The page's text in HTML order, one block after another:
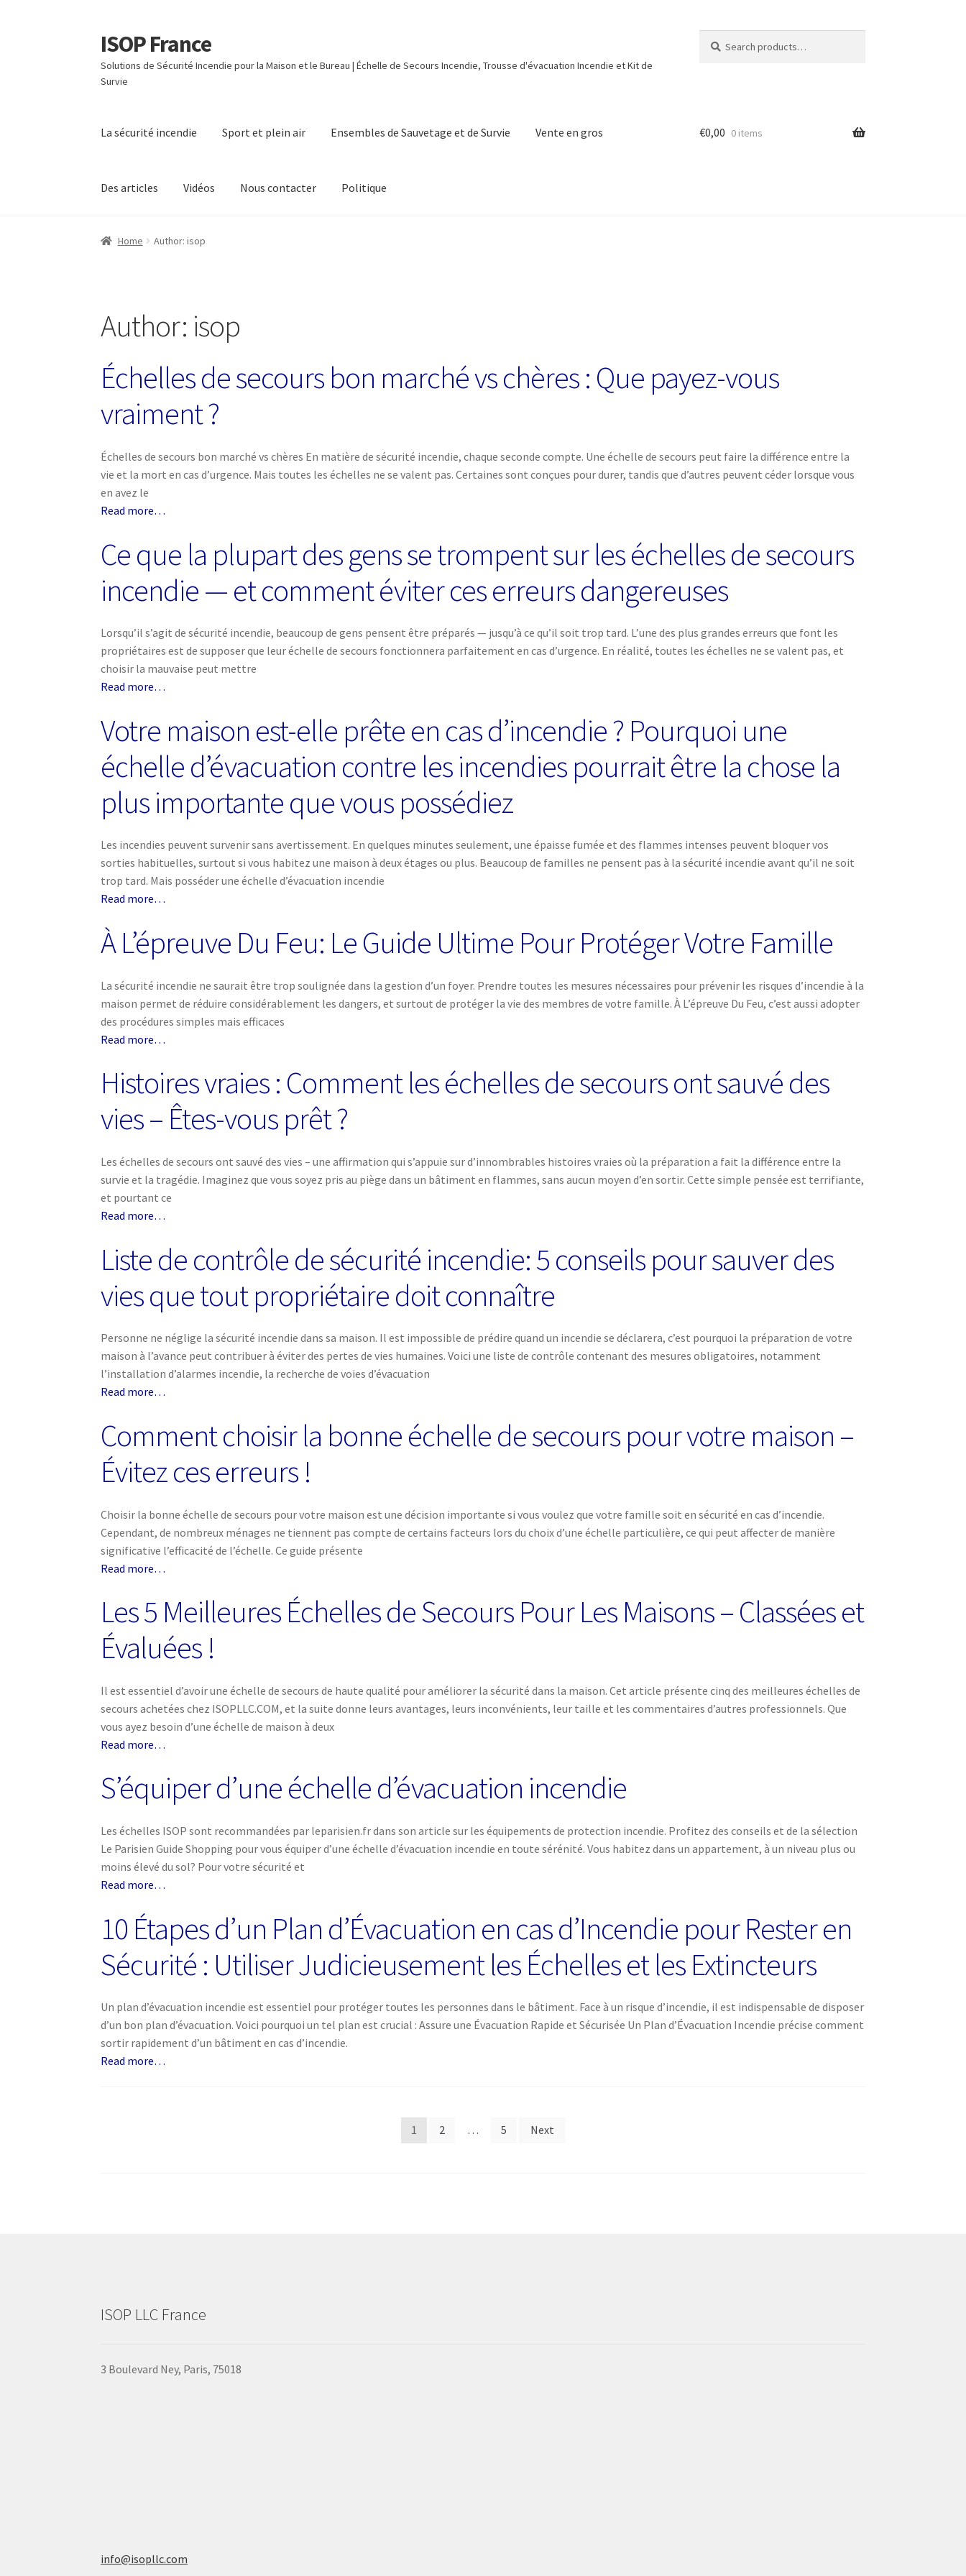
Skip
to
navigation
Skip
to
content
ISOP France
Solutions de Sécurité Incendie pour la Maison et le Bureau | Échelle de Secours Incendie, Trousse d'évacuation Incendie et Kit de
Survie
for:
La sécurité incendie Sport et plein air Ensembles de Sauvetage et de Survie Vente en gros
Des articles Vidéos Nous contacter Politique
€0,00 0 items
Home Author: isop
Author: isop
Échelles de secours bon marché vs chères : Que payez-vous
vraiment ?
Échelles de secours bon marché vs chères En matière de sécurité incendie, chaque seconde compte. Une échelle de secours peut faire la différence entre la
vie et la mort en cas d’urgence. Mais toutes les échelles ne se valent pas. Certaines sont conçues pour durer, tandis que d’autres peuvent céder lorsque vous
en avez le
Read more…
Ce que la plupart des gens se trompent sur les échelles de secours
incendie — et comment éviter ces erreurs dangereuses
Lorsqu’il s’agit de sécurité incendie, beaucoup de gens pensent être préparés — jusqu’à ce qu’il soit trop tard. L’une des plus grandes erreurs que font les
propriétaires est de supposer que leur échelle de secours fonctionnera parfaitement en cas d’urgence. En réalité, toutes les échelles ne se valent pas, et
choisir la mauvaise peut mettre
Read more…
Votre maison est-elle prête en cas d’incendie ? Pourquoi une
échelle d’évacuation contre les incendies pourrait être la chose la
plus importante que vous possédiez
Les incendies peuvent survenir sans avertissement. En quelques minutes seulement, une épaisse fumée et des flammes intenses peuvent bloquer vos
sorties habituelles, surtout si vous habitez une maison à deux étages ou plus. Beaucoup de familles ne pensent pas à la sécurité incendie avant qu’il ne soit
trop tard. Mais posséder une échelle d’évacuation incendie
Read more…
À L’épreuve Du Feu: Le Guide Ultime Pour Protéger Votre Famille
La sécurité incendie ne saurait être trop soulignée dans la gestion d’un foyer. Prendre toutes les mesures nécessaires pour prévenir les risques d’incendie à la
maison permet de réduire considérablement les dangers, et surtout de protéger la vie des membres de votre famille. À L’épreuve Du Feu, c’est aussi adopter
des procédures simples mais efficaces
Read more…
Histoires vraies : Comment les échelles de secours ont sauvé des
vies – Êtes-vous prêt ?
Les échelles de secours ont sauvé des vies – une affirmation qui s’appuie sur d’innombrables histoires vraies où la préparation a fait la différence entre la
survie et la tragédie. Imaginez que vous soyez pris au piège dans un bâtiment en flammes, sans aucun moyen d’en sortir. Cette simple pensée est terrifiante,
et pourtant ce
Read more…
Liste de contrôle de sécurité incendie: 5 conseils pour sauver des
vies que tout propriétaire doit connaître
Personne ne néglige la sécurité incendie dans sa maison. Il est impossible de prédire quand un incendie se déclarera, c’est pourquoi la préparation de votre
maison à l’avance peut contribuer à éviter des pertes de vies humaines. Voici une liste de contrôle contenant des mesures obligatoires, notamment
l’installation d’alarmes incendie, la recherche de voies d’évacuation
Read more…
Comment choisir la bonne échelle de secours pour votre maison –
Évitez ces erreurs !
Choisir la bonne échelle de secours pour votre maison est une décision importante si vous voulez que votre famille soit en sécurité en cas d’incendie.
Cependant, de nombreux ménages ne tiennent pas compte de certains facteurs lors du choix d’une échelle particulière, ce qui peut affecter de manière
significative l’efficacité de l’échelle. Ce guide présente
Read more…
Les 5 Meilleures Échelles de Secours Pour Les Maisons – Classées et
Évaluées !
Il est essentiel d’avoir une échelle de secours de haute qualité pour améliorer la sécurité dans la maison. Cet article présente cinq des meilleures échelles de
secours achetées chez ISOPLLC.COM, et la suite donne leurs avantages, leurs inconvénients, leur taille et les commentaires d’autres professionnels. Que
vous ayez besoin d’une échelle de maison à deux
Read more…
S’équiper d’une échelle d’évacuation incendie
Les échelles ISOP sont recommandées par leparisien.fr dans son article sur les équipements de protection incendie. Profitez des conseils et de la sélection
Le Parisien Guide Shopping pour vous équiper d’une échelle d’évacuation incendie en toute sérénité. Vous habitez dans un appartement, à un niveau plus ou
moins élevé du sol? Pour votre sécurité et
Read more…
10 Étapes d’un Plan d’Évacuation en cas d’Incendie pour Rester en
Sécurité : Utiliser Judicieusement les Échelles et les Extincteurs
Un plan d’évacuation incendie est essentiel pour protéger toutes les personnes dans le bâtiment. Face à un risque d’incendie, il est indispensable de disposer
d’un bon plan d’évacuation. Voici pourquoi un tel plan est crucial : Assure une Évacuation Rapide et Sécurisée Un Plan d’Évacuation Incendie précise comment
sortir rapidement d’un bâtiment en cas d’incendie.
Read more…
1 2 … 5 Next
ISOP LLC France
3 Boulevard Ney, Paris, 75018
info@isopllc.com